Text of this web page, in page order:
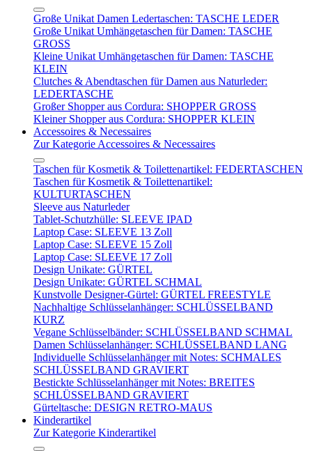
Große Unikat Damen Ledertaschen: TASCHE LEDER
Große Unikat Umhängetaschen für Damen: TASCHE
GROSS
Kleine Unikat Umhängetaschen für Damen: TASCHE
KLEIN
Clutches & Abendtaschen für Damen aus Naturleder:
LEDERTASCHE
Großer Shopper aus Cordura: SHOPPER GROSS
Kleiner Shopper aus Cordura: SHOPPER KLEIN
Accessoires & Necessaires
Zur Kategorie Accessoires & Necessaires
Taschen für Kosmetik & Toilettenartikel: FEDERTASCHEN
Taschen für Kosmetik & Toilettenartikel:
KULTURTASCHEN
Sleeve aus Naturleder
Tablet-Schutzhülle: SLEEVE IPAD
Laptop Case: SLEEVE 13 Zoll
Laptop Case: SLEEVE 15 Zoll
Laptop Case: SLEEVE 17 Zoll
Design Unikate: GÜRTEL
Design Unikate: GÜRTEL SCHMAL
Kunstvolle Designer-Gürtel: GÜRTEL FREESTYLE
Nachhaltige Schlüsselanhänger: SCHLÜSSELBAND
KURZ
Vegane Schlüsselbänder: SCHLÜSSELBAND SCHMAL
Damen Schlüsselanhänger: SCHLÜSSELBAND LANG
Individuelle Schlüsselanhänger mit Notes: SCHMALES
SCHLÜSSELBAND GRAVIERT
Bestickte Schlüsselanhänger mit Notes: BREITES
SCHLÜSSELBAND GRAVIERT
Gürteltasche: DESIGN RETRO-MAUS
Kinderartikel
Zur Kategorie Kinderartikel